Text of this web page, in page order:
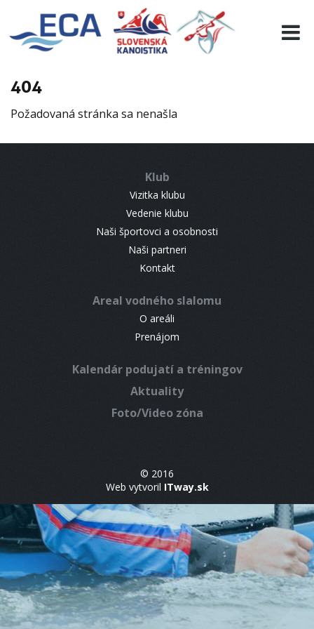
404
Požadovaná stránka sa nenašla
Klub
Vizitka klubu
Vedenie klubu
Naši športovci a osobnosti
Naši partneri
Kontakt
Areal vodného slalomu
O areáli
Prenájom
Kalendár podujatí a tréningov
Aktuality
Foto/Video zóna
© 2016
Web vytvoril ITway.sk
EURO 19
INFO
RESULTS
CONTACT